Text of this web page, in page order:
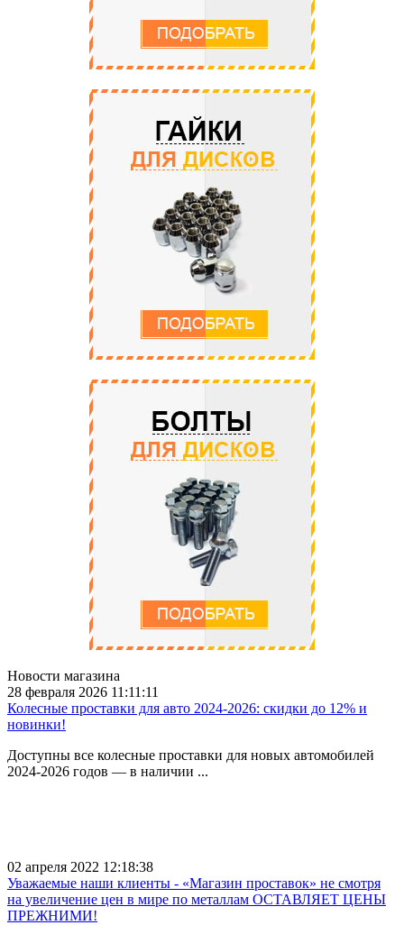
Новости магазина
28 февраля 2026 11:11:11
Колесные проставки для авто 2024-2026: скидки до 12% и
новинки!
Доступны все колесные проставки для новых автомобилей
2024-2026 годов — в наличии ...
02 апреля 2022 12:18:38
Уважаемые наши клиенты - «Магазин проставок» не смотря
на увеличение цен в мире по металлам ОСТАВЛЯЕТ ЦЕНЫ
ПРЕЖНИМИ!